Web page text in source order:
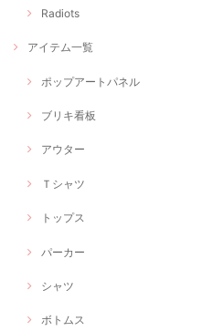
Radiots
アイテム一覧
ポップアートパネル
ブリキ看板
アウター
Ｔシャツ
トップス
パーカー
シャツ
ボトムス